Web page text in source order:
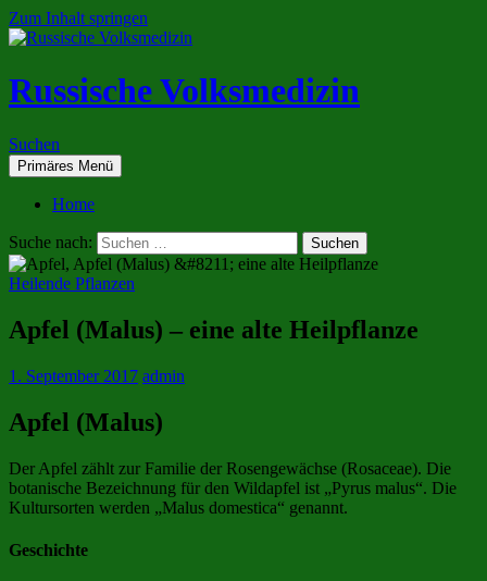
Zum Inhalt springen
Russische Volksmedizin
Suchen
Primäres Menü
Home
Suche nach:
Heilende Pflanzen
Apfel (Malus) – eine alte Heilpflanze
1. September 2017 admin
Apfel (Malus)
Der Apfel zählt zur Familie der Rosengewächse (Rosaceae). Die
botanische Bezeichnung für den Wildapfel ist „Pyrus malus“. Die
Kultursorten werden „Malus domestica“ genannt.
Geschichte